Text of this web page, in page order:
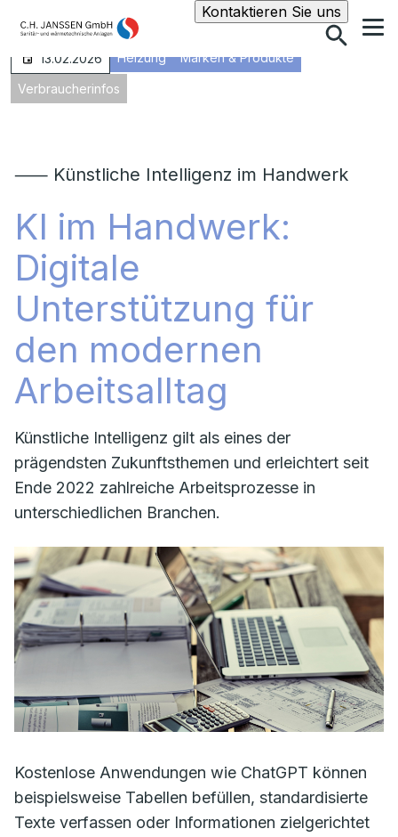
Kontaktieren Sie unsSuche
13.02.2026 Heizung Marken & Produkte
Verbraucherinfos
⸺ Künstliche Intelligenz im Handwerk
KI im Handwerk:
Digitale
Unterstützung für
den modernen
Arbeitsalltag
Künstliche Intelligenz gilt als eines der
prägendsten Zukunftsthemen und erleichtert seit
Ende 2022 zahlreiche Arbeitsprozesse in
unterschiedlichen Branchen.
Kostenlose Anwendungen wie ChatGPT können
beispielsweise Tabellen befüllen, standardisierte
Texte verfassen oder Informationen zielgerichtet